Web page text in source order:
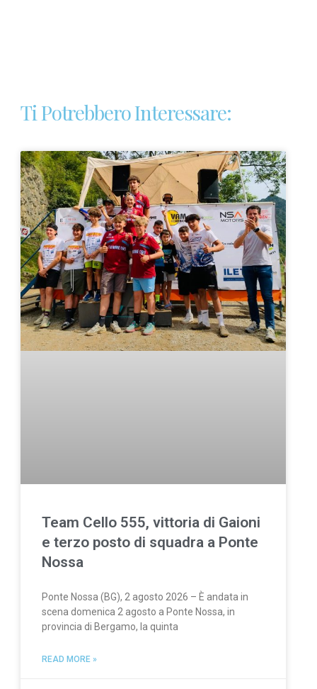
Ti Potrebbero Interessare:
Team Cello 555, vittoria di Gaioni
e terzo posto di squadra a Ponte
Nossa
Ponte Nossa (BG), 2 agosto 2026 – È andata in
scena domenica 2 agosto a Ponte Nossa, in
provincia di Bergamo, la quinta
READ MORE »